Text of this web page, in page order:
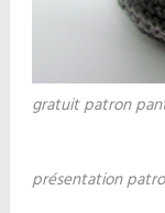
gratuit patron
présentation